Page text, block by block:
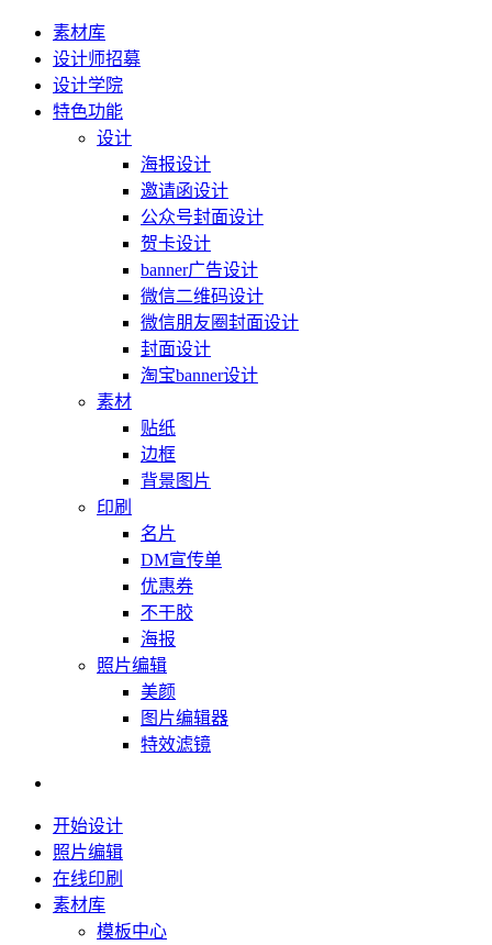
素材库
设计师招募
设计学院
特色功能
设计
海报设计
邀请函设计
公众号封面设计
贺卡设计
banner广告设计
微信二维码设计
微信朋友圈封面设计
封面设计
淘宝banner设计
素材
贴纸
边框
背景图片
印刷
名片
DM宣传单
优惠券
不干胶
海报
照片编辑
美颜
图片编辑器
特效滤镜
开始设计
照片编辑
在线印刷
素材库
模板中心